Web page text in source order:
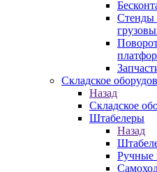
Стенды
Складское
Назад
Складское
Штабелеры
Назад
Ручные